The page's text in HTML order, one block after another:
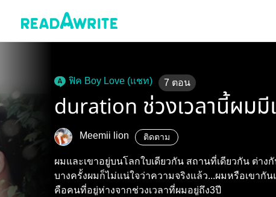
ฟิค Boy Love (แชท) 7 ตอน
duration ช่วงเวลานี้ผม
Meemii​ lion ติดตาม
ผมและเขาอยู่บนโลกใบเดียวกัน สถานที่เดียวกัน ต่าง
บางครั้งผมก็ไม่แน่ใจว่าความจริงแล้ว...ผมหรือเขากัน
คือคนที่อยู่ห่างจากช่วงเวลาที่ผมอยู่ถึง3ปี